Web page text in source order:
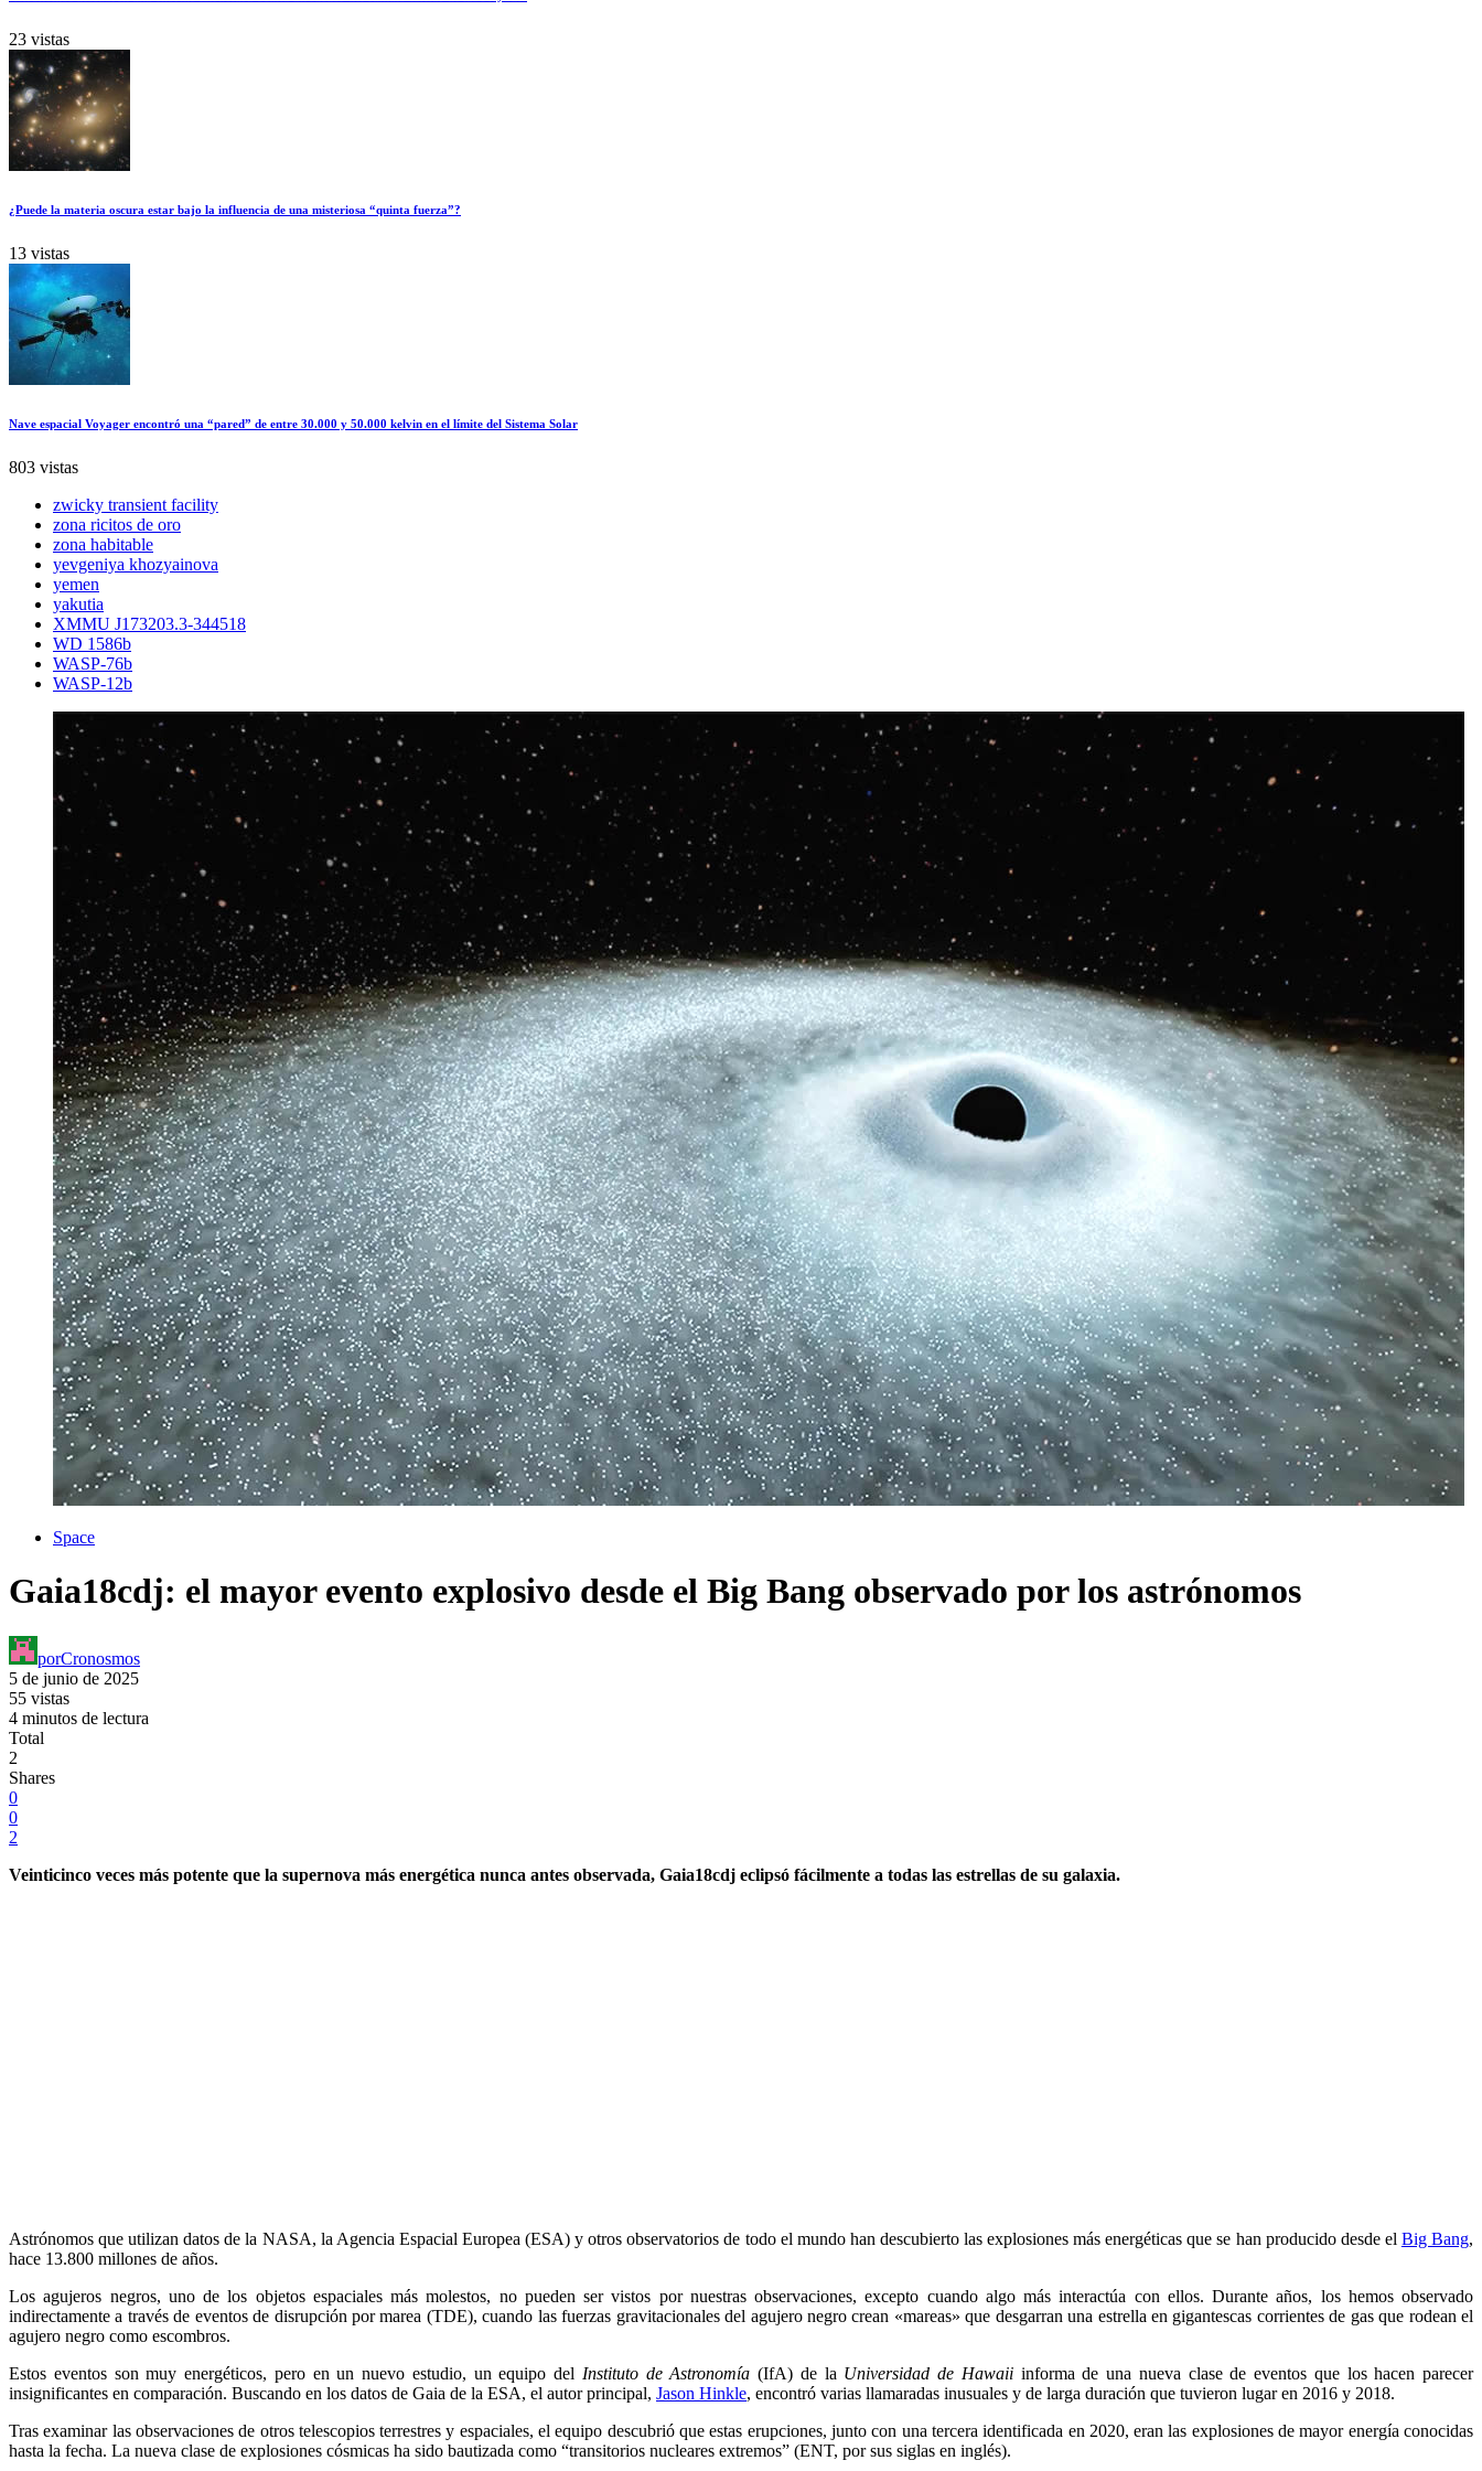
23 vistas
¿Puede la materia oscura estar bajo la influencia de una misteriosa “quinta fuerza”?
13 vistas
Nave espacial Voyager encontró una “pared” de entre 30.000 y 50.000 kelvin en el límite del Sistema Solar
803 vistas
zwicky transient facility
zona ricitos de oro
zona habitable
yevgeniya khozyainova
yemen
yakutia
XMMU J173203.3-344518
WD 1586b
WASP-76b
WASP-12b
Space
Gaia18cdj: el mayor evento explosivo desde el Big Bang observado por los astrónomos
porCronosmos
5 de junio de 2025
55 vistas
4 minutos de lectura
Total
2
Shares
0
0
2
Veinticinco veces más potente que la supernova más energética nunca antes observada, Gaia18cdj eclipsó fácilmente a todas las estrellas de su galaxia.
Astrónomos que utilizan datos de la NASA, la Agencia Espacial Europea (ESA) y otros observatorios de todo el mundo han descubierto las explosiones más energéticas que se han producido desde el Big Bang,
hace 13.800 millones de años.
Los agujeros negros, uno de los objetos espaciales más molestos, no pueden ser vistos por nuestras observaciones, excepto cuando algo más interactúa con ellos. Durante años, los hemos observado
indirectamente a través de eventos de disrupción por marea (TDE), cuando las fuerzas gravitacionales del agujero negro crean «mareas» que desgarran una estrella en gigantescas corrientes de gas que rodean el
agujero negro como escombros.
Estos eventos son muy energéticos, pero en un nuevo estudio, un equipo del Instituto de Astronomía (IfA) de la Universidad de Hawaiiinforma de una nueva clase de eventos que los hacen parecer
insignificantes en comparación. Buscando en los datos de Gaia de la ESA, el autor principal, Jason Hinkle, encontró varias llamaradas inusuales y de larga duración que tuvieron lugar en 2016 y 2018.
Tras examinar las observaciones de otros telescopios terrestres y espaciales, el equipo descubrió que estas erupciones, junto con una tercera identificada en 2020, eran las explosiones de mayor energía conocidas
hasta la fecha. La nueva clase de explosiones cósmicas ha sido bautizada como “transitorios nucleares extremos” (ENT, por sus siglas en inglés).